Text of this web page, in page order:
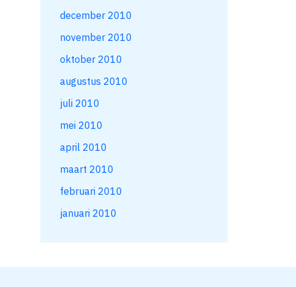
december 2010
november 2010
oktober 2010
augustus 2010
juli 2010
mei 2010
april 2010
maart 2010
februari 2010
januari 2010